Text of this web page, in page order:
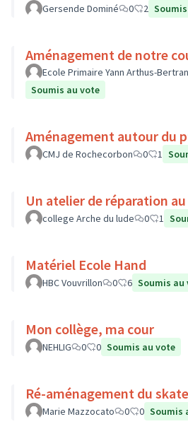
Gersende Dominé 0 2
Aménagement de notre
Ecole Primaire Yann Arthus-
Soumis au vote
Aménagement autour du
CMJ de Rochecorbon 0 1
Un atelier de réparation
college Arche du lude 0 1
Matériel Ecole Hand
HBC Vouvrillon 0 6 Soumis au
Mon collège, ma cour
NEHLIG 0 0 Soumis au vote
Ré-aménagement du
Marie Mazzocato 0 0 Soumis